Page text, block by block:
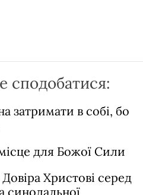
сподобатися:
затримати в собі, бо
для Божої Сили
Христові серед
синодальної